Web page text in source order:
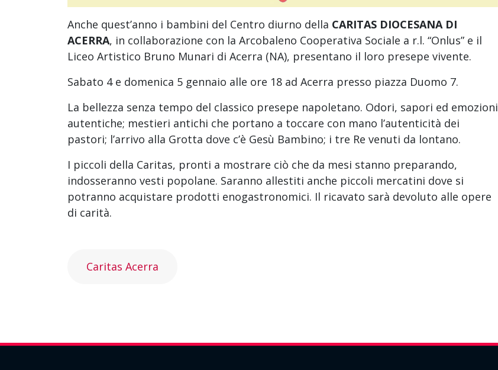
Anche quest’anno i bambini del Centro diurno della CARITAS DIOCESANA DI
ACERRA, in collaborazione con la Arcobaleno Cooperativa Sociale a r.l. “Onlus” e il
Liceo Artistico Bruno Munari di Acerra (NA), presentano il loro presepe vivente.
Sabato 4 e domenica 5 gennaio alle ore 18 ad Acerra presso piazza Duomo 7.
La bellezza senza tempo del classico presepe napoletano. Odori, sapori ed emozioni
autentiche; mestieri antichi che portano a toccare con mano l’autenticità dei
pastori; l’arrivo alla Grotta dove c’è Gesù Bambino; i tre Re venuti da lontano.
I piccoli della Caritas, pronti a mostrare ciò che da mesi stanno preparando,
indosseranno vesti popolane. Saranno allestiti anche piccoli mercatini dove si
potranno acquistare prodotti enogastronomici. Il ricavato sarà devoluto alle opere
di carità.
Caritas Acerra